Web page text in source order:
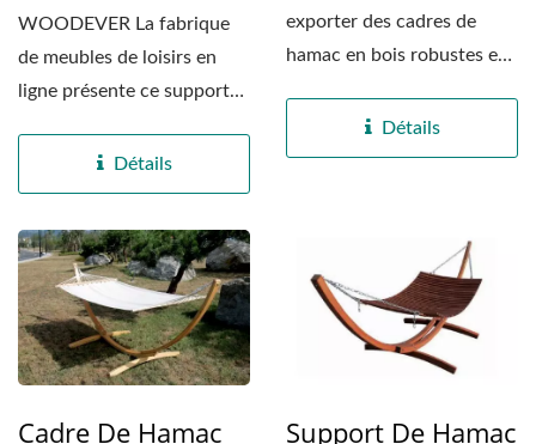
WOODEVER La fabrique
de meubles de loisirs en
ligne présente ce support
Détails
exporter des cadres de
hamac en bois robustes et
Détails
Cadre De Hamac Support De Hamac